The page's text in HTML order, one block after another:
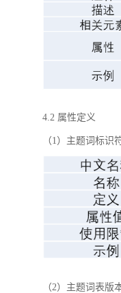
4.2 属性定义
（1）主题词标识
（2）主题词表版